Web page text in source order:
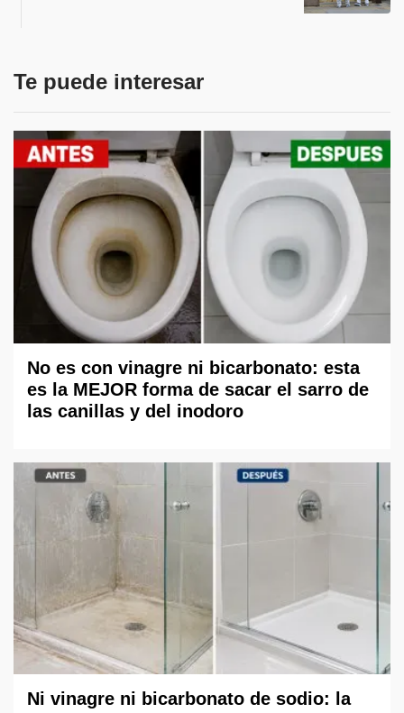
Te puede interesar
No es con vinagre ni bicarbonato: esta
es la MEJOR forma de sacar el sarro de
las canillas y del inodoro
Ni vinagre ni bicarbonato de sodio: la